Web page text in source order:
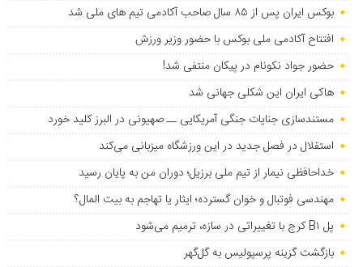
بوکس ایران پس از ۸۵ سال صاحب آکادمی تیم های ملی شد
افتتاح آکادمی ملی بوکس با حضور وزیر ورزش
حضور جواد نکونام در پیکان منتفی شد!
هاکی ایران این شکلی جهانی شد
مستندسازی جنایات جنگی آمریکایی ــ صهیونی در البرز کلید خورد
استقلال در فصل جدید در این ورزشگاه میزبانی می‌کند
خداحافظی نیمار از تیم ملی برزیل؛ دوران من به پایان رسید
مهندسی فوتبال و خوان گسترده؛ ایثار یا تهاجم به بیت المال؟
پل B۱ کرج با تغییراتی در سازه، ترمیم می‌شود
بازگشت گزینه پرسپولیس به ‌گل‌گهر